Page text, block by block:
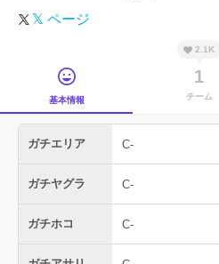
𝕏 ページ
基本情報
2.1K
1
チーム
ガチエリア C-
ガチヤグラ C-
ガチホコ C-